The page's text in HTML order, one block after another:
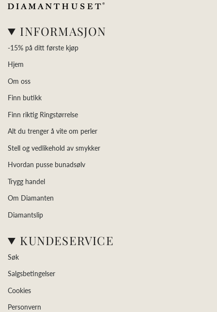
INFORMASJON
-15% på ditt første kjøp
Hjem
Om oss
Finn butikk
Finn riktig Ringstørrelse
Alt du trenger å vite om perler
Stell og vedlikehold av smykker
Hvordan pusse bunadsølv
Trygg handel
Om Diamanten
Diamantslip
KUNDESERVICE
Søk
Salgsbetingelser
Cookies
Personvern